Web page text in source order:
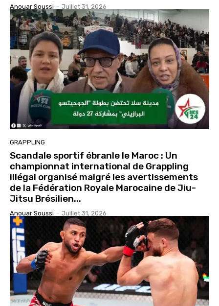
Anouar Soussi - Juillet 31, 2026
GRAPPLING
Scandale sportif ébranle le Maroc : Un
championnat international de Grappling
illégal organisé malgré les avertissements
de la Fédération Royale Marocaine de Jiu-
Jitsu Brésilien...
Anouar Soussi - Juillet 31, 2026